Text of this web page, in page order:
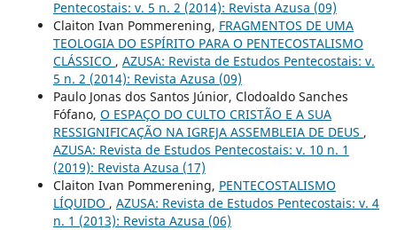
Pentecostais: v. 5 n. 2 (2014): Revista Azusa (09)
Claiton Ivan Pommerening, FRAGMENTOS DE UMA
TEOLOGIA DO ESPÍRITO PARA O PENTECOSTALISMO
CLÁSSICO , AZUSA: Revista de Estudos Pentecostais: v.
5 n. 2 (2014): Revista Azusa (09)
Paulo Jonas dos Santos Júnior, Clodoaldo Sanches
Fófano, O ESPAÇO DO CULTO CRISTÃO E A SUA
RESSIGNIFICAÇÃO NA IGREJA ASSEMBLEIA DE DEUS ,
AZUSA: Revista de Estudos Pentecostais: v. 10 n. 1
(2019): Revista Azusa (17)
Claiton Ivan Pommerening, PENTECOSTALISMO
LÍQUIDO , AZUSA: Revista de Estudos Pentecostais: v. 4
n. 1 (2013): Revista Azusa (06)